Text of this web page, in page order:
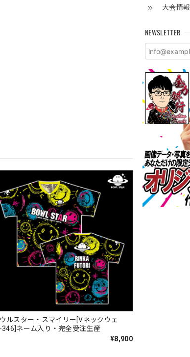
大会情報
NEWSLETTER
ルスター・スマイリー[Vネックウェ
346]ネーム入り・完全受注生産
¥8,900